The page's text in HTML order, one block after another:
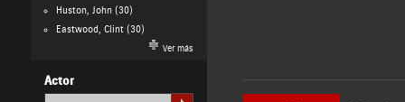
Huston, John(30)
Eastwood, Clint(30)
Ver más
Actor